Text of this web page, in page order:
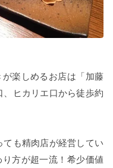
楽しめるお店は「加藤
ヒカリエ口から徒歩約
ても精肉店が経営してい
方が超一流！希少価値